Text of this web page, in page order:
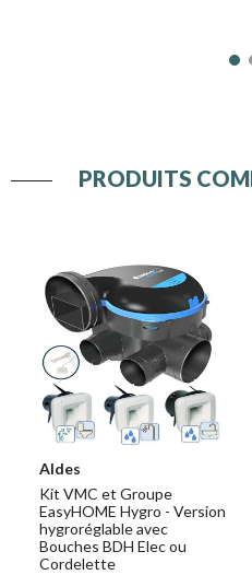
PRODUITS
Aldes
Kit VMC et Groupe
EasyHOME Hygro - Version
hygroréglable avec
Bouches BDH Elec ou
Cordelette